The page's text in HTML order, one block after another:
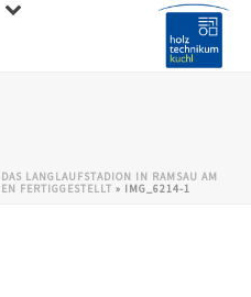
LANGLAUFSTADION IN RAMSAU AM
FERTIGGESTELLT » IMG_6214-1